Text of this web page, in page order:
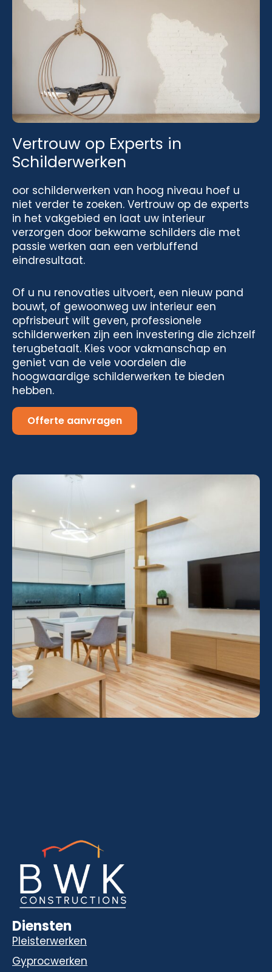
Vertrouw op Experts in
Schilderwerken
oor schilderwerken van hoog niveau hoef u
niet verder te zoeken. Vertrouw op de experts
in het vakgebied en laat uw interieur
verzorgen door bekwame schilders die met
passie werken aan een verbluffend
eindresultaat.
Of u nu renovaties uitvoert, een nieuw pand
bouwt, of gewoonweg uw interieur een
opfrisbeurt wilt geven, professionele
schilderwerken zijn een investering die zichzelf
terugbetaalt. Kies voor vakmanschap en
geniet van de vele voordelen die
hoogwaardige schilderwerken te bieden
hebben.
Offerte aanvragen
Diensten
Pleisterwerken
Gyprocwerken